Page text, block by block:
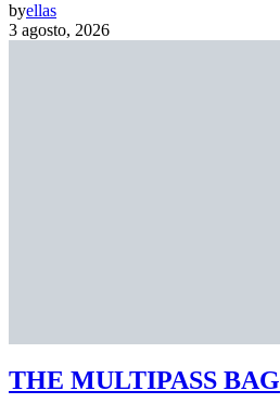
byellas
3 agosto, 2026
THE MULTIPASS BAG